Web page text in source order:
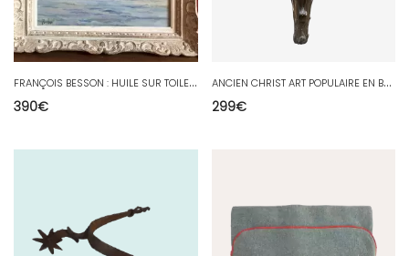
F
RANÇOIS BESSON : HUILE SUR TOILE PORT DE MARCHANDISES MARINE XXEME
390€
A
NCIEN CHRIST ART POPULAIRE EN BOIS SCULPTÉ
299€